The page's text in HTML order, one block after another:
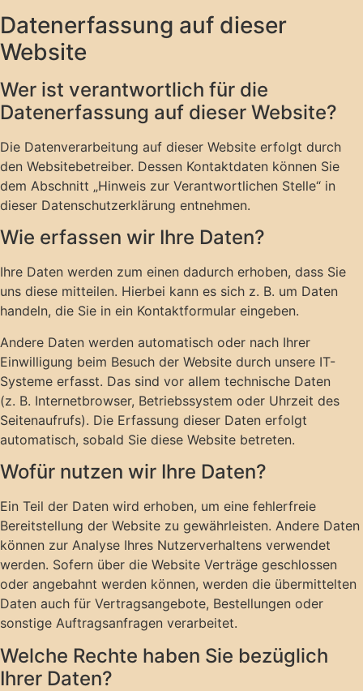
Datenerfassung auf dieser
Website
Wer ist verantwortlich für die
Datenerfassung auf dieser Website?
Die Datenverarbeitung auf dieser Website erfolgt durch
den Websitebetreiber. Dessen Kontaktdaten können Sie
dem Abschnitt „Hinweis zur Verantwortlichen Stelle“ in
dieser Datenschutzerklärung entnehmen.
Wie erfassen wir Ihre Daten?
Ihre Daten werden zum einen dadurch erhoben, dass Sie
uns diese mitteilen. Hierbei kann es sich z. B. um Daten
handeln, die Sie in ein Kontaktformular eingeben.
Andere Daten werden automatisch oder nach Ihrer
Einwilligung beim Besuch der Website durch unsere IT-
Systeme erfasst. Das sind vor allem technische Daten
(z. B. Internetbrowser, Betriebssystem oder Uhrzeit des
Seitenaufrufs). Die Erfassung dieser Daten erfolgt
automatisch, sobald Sie diese Website betreten.
Wofür nutzen wir Ihre Daten?
Ein Teil der Daten wird erhoben, um eine fehlerfreie
Bereitstellung der Website zu gewährleisten. Andere Daten
können zur Analyse Ihres Nutzerverhaltens verwendet
werden. Sofern über die Website Verträge geschlossen
oder angebahnt werden können, werden die übermittelten
Daten auch für Vertragsangebote, Bestellungen oder
sonstige Auftragsanfragen verarbeitet.
Welche Rechte haben Sie bezüglich
Ihrer Daten?